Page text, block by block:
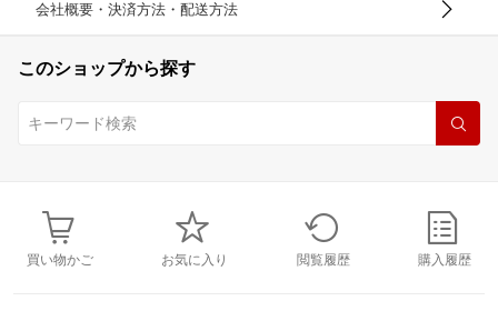
会社概要・決済方法・配送方法
このショップから探す
買い物かご お気に入り 閲覧履歴 購入履歴